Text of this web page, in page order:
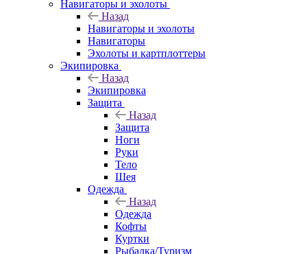
Навигаторы и эхолоты
Назад
Навигаторы и эхолоты
Навигаторы
Эхолоты и картплоттеры
Экипировка
Назад
Экипировка
Защита
Назад
Защита
Ноги
Руки
Тело
Шея
Одежда
Назад
Одежда
Кофты
Куртки
Рыбалка/Туризм